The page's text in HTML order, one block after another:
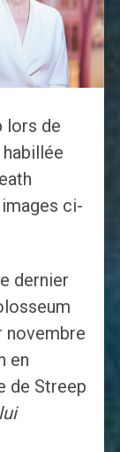
lors de
ci-
dernier
novembre
en
de Streep